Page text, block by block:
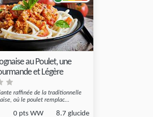
au Poulet, une
et Légère
raffinée de la traditionnelle
où le poulet remplac...
0 pts WW 8.7 glucide